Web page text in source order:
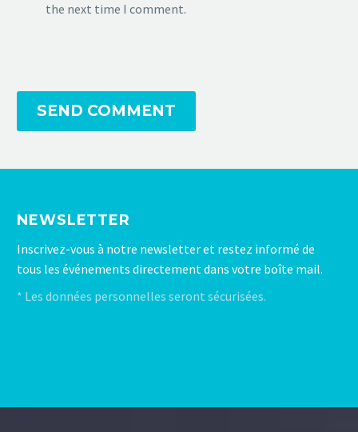
the next time I comment.
SEND COMMENT
NEWSLETTER
Inscrivez-vous à notre newsletter et restez informé de
tous les événements directement dans votre boîte mail.
* Les données personnelles seront sécurisées.